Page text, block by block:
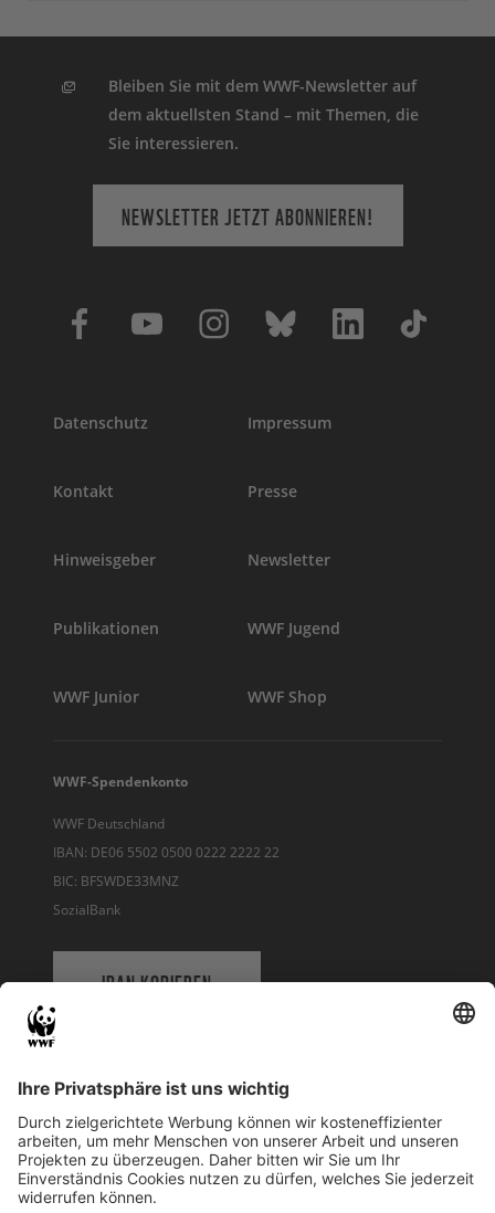
Bleiben Sie mit dem WWF-Newsletter auf
dem aktuellsten Stand – mit Themen, die
Sie interessieren.
NEWSLETTER JETZT ABONNIEREN!
Datenschutz Impressum
Kontakt Presse
Hinweisgeber Newsletter
Publikationen WWF Jugend
WWF Junior WWF Shop
WWF-Spendenkonto
WWF Deutschland
IBAN: DE06 5502 0500 0222 2222 22
BIC: BFSWDE33MNZ
SozialBank
IBAN KOPIEREN
WWF Deutschland
Reinhardtstr. 18
10117 Berlin